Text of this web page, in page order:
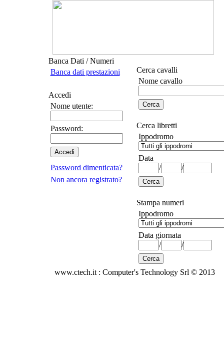
Banca Dati / Numeri
Banca dati prestazioni
Accedi
Nome utente:
Password:
Password dimenticata?
Non ancora registrato?
Cerca cavalli
Nome cavallo
Cerca libretti
Ippodromo
Data
/
/
Stampa numeri
Ippodromo
Data giornata
/
/
www.ctech.it : Computer's Technology Srl © 2013